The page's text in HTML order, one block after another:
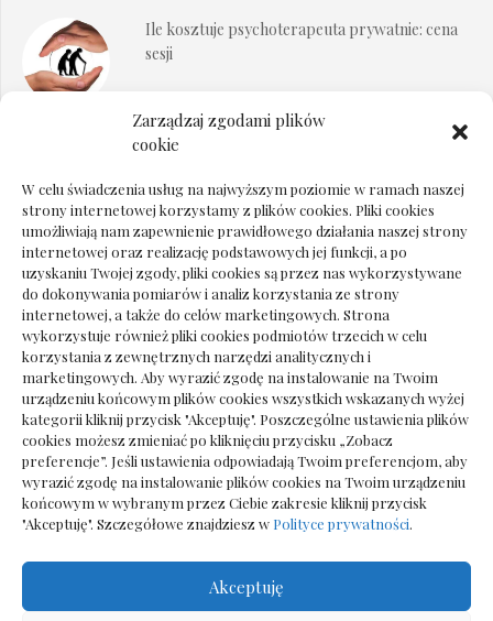
Zarządzaj zgodami plików
cookie
W celu świadczenia usług na najwyższym poziomie w ramach naszej
strony internetowej korzystamy z plików cookies. Pliki cookies
umożliwiają nam zapewnienie prawidłowego działania naszej strony
internetowej oraz realizację podstawowych jej funkcji, a po
uzyskaniu Twojej zgody, pliki cookies są przez nas wykorzystywane
do dokonywania pomiarów i analiz korzystania ze strony
internetowej, a także do celów marketingowych. Strona
wykorzystuje również pliki cookies podmiotów trzecich w celu
korzystania z zewnętrznych narzędzi analitycznych i
marketingowych. Aby wyrazić zgodę na instalowanie na Twoim
urządzeniu końcowym plików cookies wszystkich wskazanych wyżej
kategorii kliknij przycisk "Akceptuję". Poszczególne ustawienia plików
cookies możesz zmieniać po kliknięciu przycisku „Zobacz
preferencje”. Jeśli ustawienia odpowiadają Twoim preferencjom, aby
wyrazić zgodę na instalowanie plików cookies na Twoim urządzeniu
końcowym w wybranym przez Ciebie zakresie kliknij przycisk
"Akceptuję". Szczegółowe znajdziesz w Polityce prywatności.
Akceptuję
Ile kosztuje psychoterapeuta prywatnie: cena
sesji
Dokumenty do odbioru przy zmianie biura
Deska podłogowa do salonu: jak wybrać bez
pośpiechu